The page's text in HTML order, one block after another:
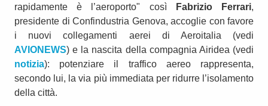
rapidamente è l’aeroporto" così
Fabrizio Ferrari,
presidente di Confindustria Genova, accoglie con favore
i nuovi collegamenti aerei di Aeroitalia (vedi
AVIONEWS) e la nascita della compagnia Airidea (vedi
notizia): potenziare il traffico aereo rappresenta,
secondo lui, la via più immediata per ridurre l’isolamento
della città.